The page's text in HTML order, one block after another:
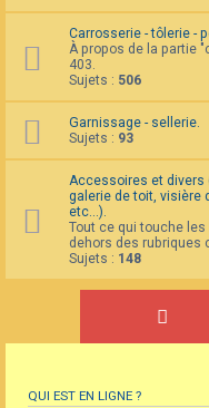
Carrosserie - tôlerie -
À propos de la partie
403.
Sujets : 506
Garnissage - sellerie.
Sujets : 93
Accessoires et divers
galerie de toit, visière
etc...).
Tout ce qui touche les
dehors des rubriques
Sujets : 148
QUI EST EN LIGNE ?